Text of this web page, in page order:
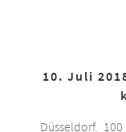
10. Juli
Düsseldorf.